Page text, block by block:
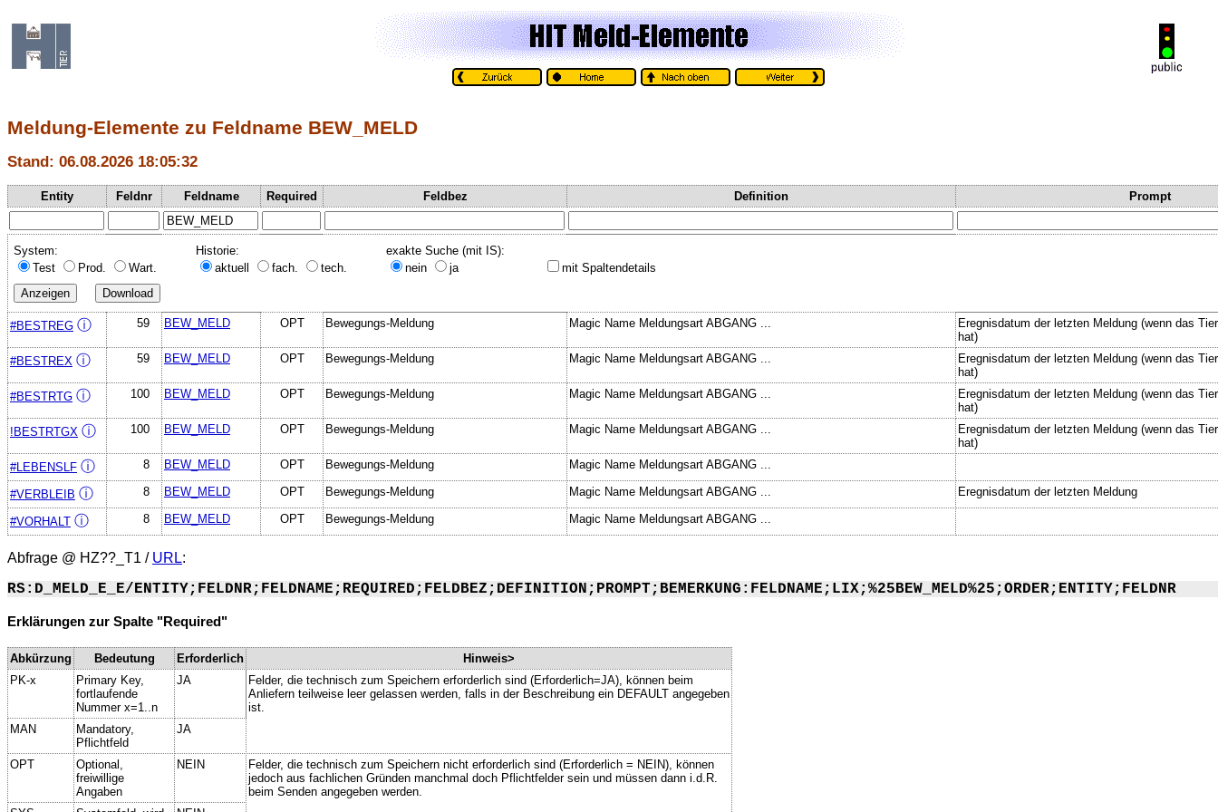
Meldung-Elemente zu Feldname BEW_MELD
Stand: 06.08.2026 18:05:32
Entity Feldnr Feldname Required Feldbez Definition Prompt
System:
Test
Prod. Wart.
Historie:
aktuell
fach. tech.
exakte Suche (mit IS):
nein
ja mit Spaltendetails
#BESTREG ⓘ 59 BEW_MELD OPT Bewegungs-Meldung Magic Name Meldungsart ABGANG ...
Eregnisdatum der letzten Meldung (wenn das
hat)
#BESTREX ⓘ 59 BEW_MELD OPT Bewegungs-Meldung Magic Name Meldungsart ABGANG ...
Eregnisdatum der letzten Meldung (wenn das
hat)
#BESTRTG ⓘ 100 BEW_MELD OPT Bewegungs-Meldung Magic Name Meldungsart ABGANG ...
Eregnisdatum der letzten Meldung (wenn das
hat)
!BESTRTGX ⓘ 100 BEW_MELD OPT Bewegungs-Meldung Magic Name Meldungsart ABGANG ...
Eregnisdatum der letzten Meldung (wenn das
hat)
#LEBENSLF ⓘ 8 BEW_MELD OPT Bewegungs-Meldung Magic Name Meldungsart ABGANG ...
#VERBLEIB ⓘ 8 BEW_MELD OPT Bewegungs-Meldung Magic Name Meldungsart ABGANG ... Eregnisdatum der letzten Meldung
#VORHALT ⓘ 8 BEW_MELD OPT Bewegungs-Meldung Magic Name Meldungsart ABGANG ...
Abfrage @ HZ??_T1 / URL:
RS:D_MELD_E_E/ENTITY;FELDNR;FELDNAME;REQUIRED;FELDBEZ;DEFINITION;PROMPT;BEMERKUNG:FELDNAME;LIX;%25BEW_MELD%25;ORDER;ENTITY;FELDNR
Erklärungen zur Spalte "Required"
Abkürzung Bedeutung Erforderlich
Hinweis>
PK-x
Primary Key,
fortlaufende
Nummer x=1..n
JA
Felder, die technisch zum Speichern erforderlich sind (Erforderlich=JA), können beim
Anliefern teilweise leer gelassen werden, falls in der Beschreibung ein DEFAULT angegeben
ist.
MAN
Mandatory,
Pflichtfeld
JA
OPT
Optional,
freiwillige
Angaben
NEIN
Felder, die technisch zum Speichern nicht erforderlich sind (Erforderlich = NEIN), können
jedoch aus fachlichen Gründen manchmal doch Pflichtfelder sein und müssen dann i.d.R.
beim Senden angegeben werden.